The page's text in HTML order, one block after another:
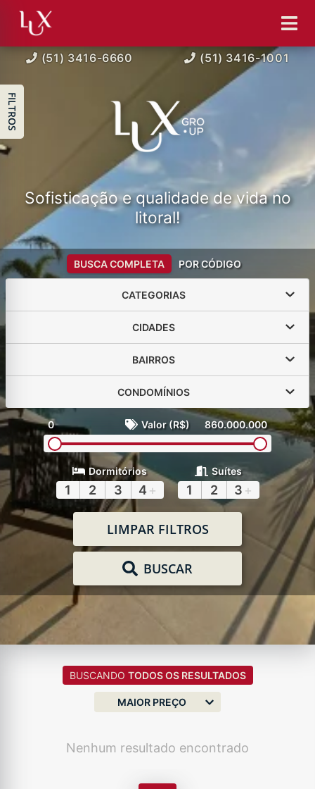
(51) 3416-6660 (51) 3416-1001
Sofisticação e qualidade de vida no
litoral!
BUSCA COMPLETA POR CÓDIGO
CATEGORIAS
CIDADES
BAIRROS
CONDOMÍNIOS
0 Valor (R$) 860.000.000
Dormitórios
1 2 3 4 +
Suítes
1 2 3 +
LIMPAR FILTROS
BUSCAR
FILTROS
BUSCANDO TODOS OS RESULTADOS
MAIOR PREÇO
Nenhum resultado encontrado